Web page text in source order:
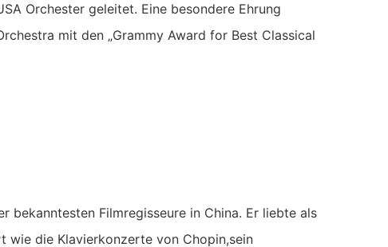
Orchester geleitet. Eine besondere Ehrung
mit den „Grammy Award for Best Classical
bekanntesten Filmregisseure in China. Er liebte als
wie die Klavierkonzerte von Chopin,sein